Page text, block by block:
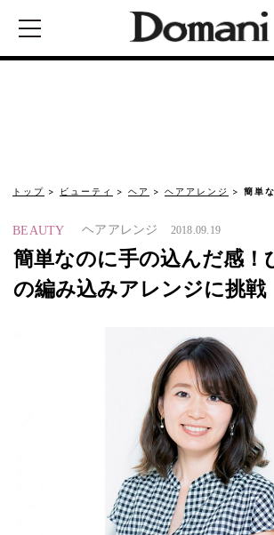
トップ ビューティ ヘア ヘアアレンジ 簡単
BEAUTY ヘアアレンジ 2018.09.19
簡単なのに手の込んだ感！
の編み込みアレンジに挑戦